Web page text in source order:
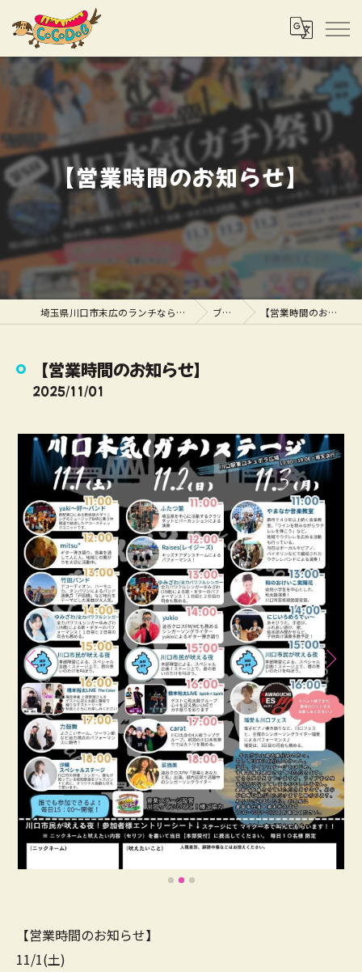
【営業時間のお知らせ】
埼玉県川口市末広のランチならCOCODOG ブログ 【営業時間のお知らせ】
【営業時間のお知らせ】
2025/11/01
【営業時間のお知らせ】
11/1(土)